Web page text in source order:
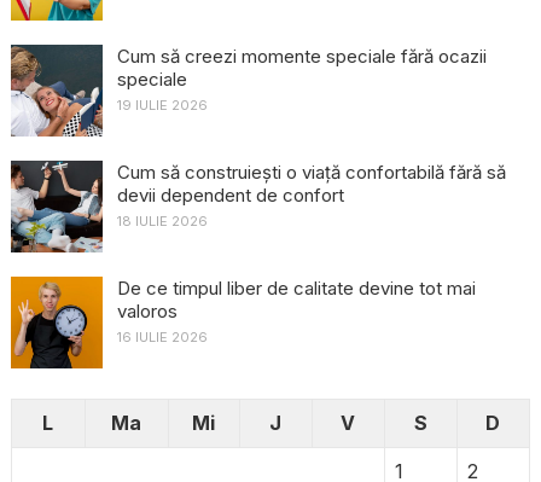
Cum să creezi momente speciale fără ocazii
speciale
19 IULIE 2026
Cum să construiești o viață confortabilă fără să
devii dependent de confort
18 IULIE 2026
De ce timpul liber de calitate devine tot mai
valoros
16 IULIE 2026
L Ma Mi J V S
D
1
2